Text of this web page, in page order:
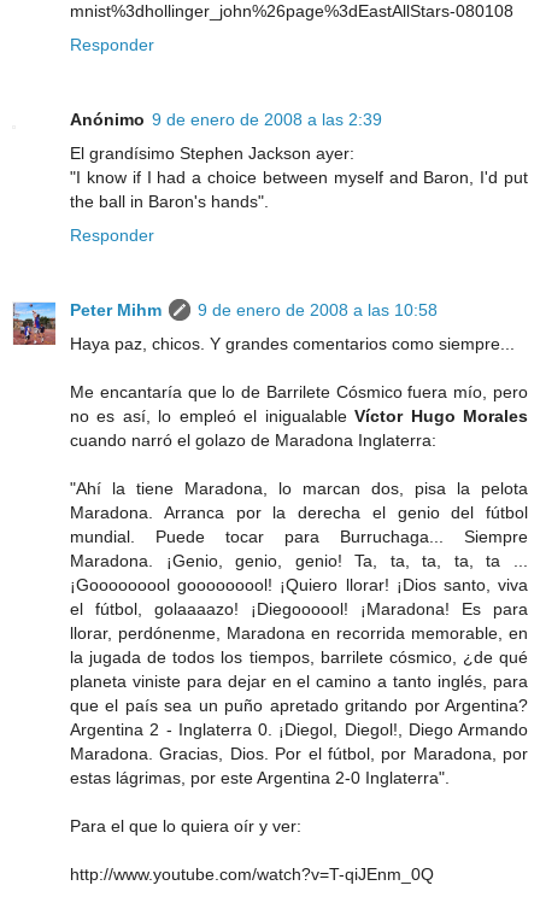
mnist%3dhollinger_john%26page%3dEastAllStars-080108
Responder
Anónimo 9 de enero de 2008 a las 2:39
El grandísimo Stephen Jackson ayer:
"I know if I had a choice between myself and Baron, I'd put
the ball in Baron's hands".
Responder
Peter Mihm
9 de enero de 2008 a las 10:58
Haya paz, chicos. Y grandes comentarios como siempre...
Me encantaría que lo de Barrilete Cósmico fuera mío, pero
no es así, lo empleó el inigualableVíctor Hugo Morales
cuando narró el golazo de Maradona Inglaterra:
"Ahí la tiene Maradona, lo marcan dos, pisa la pelota
Maradona. Arranca por la derecha el genio del fútbol
mundial. Puede tocar para Burruchaga... Siempre
Maradona. ¡Genio, genio, genio! Ta, ta, ta, ta, ta ...
¡Gooooooool gooooooool! ¡Quiero llorar! ¡Dios santo, viva
el fútbol, golaaaazo! ¡Diegoooool! ¡Maradona! Es para
llorar, perdónenme, Maradona en recorrida memorable, en
la jugada de todos los tiempos, barrilete cósmico, ¿de qué
planeta viniste para dejar en el camino a tanto inglés, para
que el país sea un puño apretado gritando por Argentina?
Argentina 2 - Inglaterra 0. ¡Diegol, Diegol!, Diego Armando
Maradona. Gracias, Dios. Por el fútbol, por Maradona, por
estas lágrimas, por este Argentina 2-0 Inglaterra".
Para el que lo quiera oír y ver:
http://www.youtube.com/watch?v=T-qiJEnm_0Q